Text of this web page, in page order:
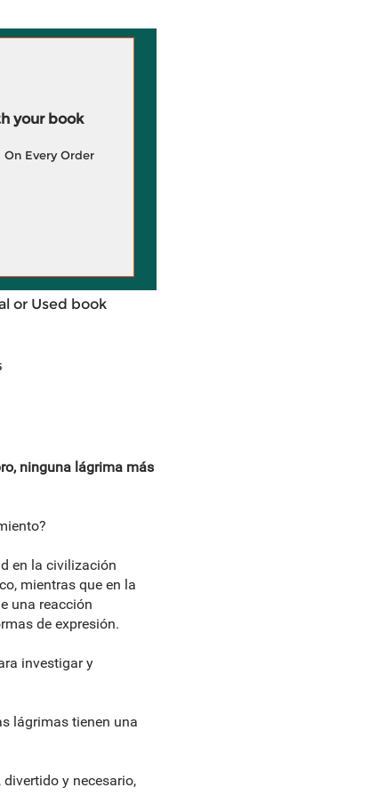
your book
Every Order
or Used book
ninguna lágrima más
en la civilización
mientras que en la
una reacción
de expresión.
investigar y
lágrimas tienen una
y necesario,